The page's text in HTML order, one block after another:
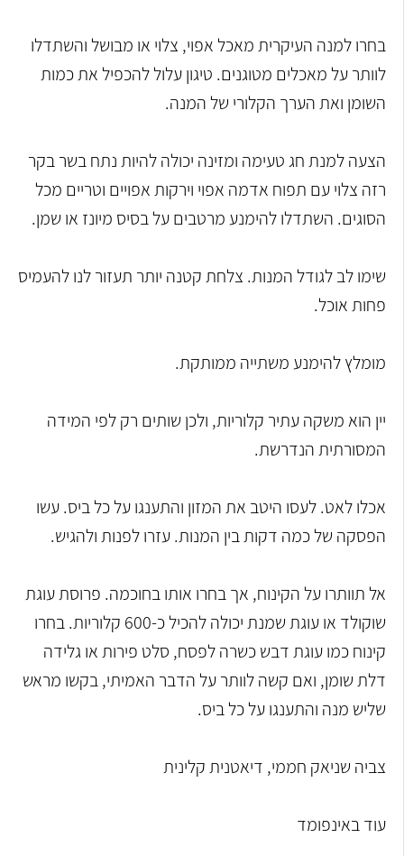
בחרו למנה העיקרית מאכל אפוי, צלוי או מבושל והשתדלו
לוותר על מאכלים מטוגנים. טיגון עלול להכפיל את כמות
השומן ואת הערך הקלורי של המנה.
הצעה למנת חג טעימה ומזינה יכולה להיות נתח בשר בקר
רזה צלוי עם תפוח אדמה אפוי וירקות אפויים וטריים מכל
הסוגים. השתדלו להימנע מרטבים על בסיס מיונז או שמן.
שימו לב לגודל המנות. צלחת קטנה יותר תעזור לנו להעמיס
פחות אוכל.
מומלץ להימנע משתייה ממותקת.
יין הוא משקה עתיר קלוריות, ולכן שותים רק לפי המידה
המסורתית הנדרשת.
אכלו לאט. לעסו היטב את המזון והתענגו על כל ביס. עשו
הפסקה של כמה דקות בין המנות. עזרו לפנות ולהגיש.
אל תוותרו על הקינוח, אך בחרו אותו בחוכמה. פרוסת עוגת
שוקולד או עוגת שמנת יכולה להכיל כ-600 קלוריות. בחרו
קינוח כמו עוגת דבש כשרה לפסח, סלט פירות או גלידה
דלת שומן, ואם קשה לוותר על הדבר האמיתי, בקשו מראש
שליש מנה והתענגו על כל ביס.
צביה שניאק חממי, דיאטנית קלינית
עוד באינפומד